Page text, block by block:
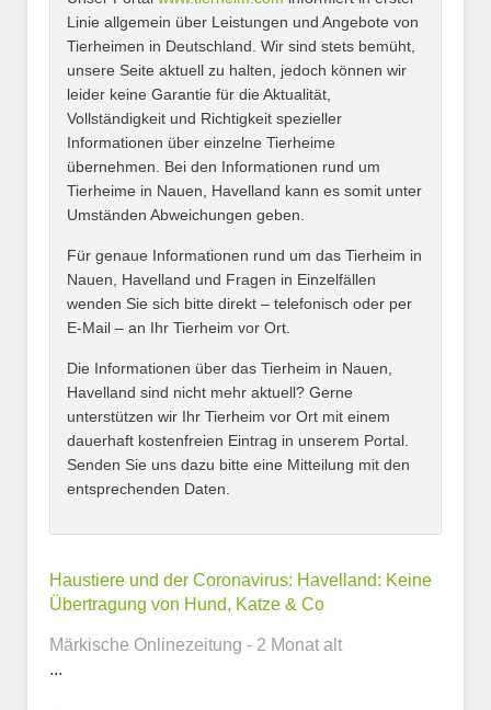
Name*
E-Mail*
Name des Tierheims*
Kontaktmöglichkeiten
E-Mail-Adresse
Linie allgemein über Leistungen und Angebote von
Tierheimen in Deutschland. Wir sind stets bemüht,
unsere Seite aktuell zu halten, jedoch können wir
leider keine Garantie für die Aktualität,
Vollständigkeit und Richtigkeit spezieller
Informationen über einzelne Tierheime
übernehmen. Bei den Informationen rund um
Tierheime in Nauen, Havelland kann es somit unter
Umständen Abweichungen geben.
Für genaue Informationen rund um das Tierheim in
Nauen, Havelland und Fragen in Einzelfällen
wenden Sie sich bitte direkt – telefonisch oder per
E-Mail – an Ihr Tierheim vor Ort.
Die Informationen über das Tierheim in Nauen,
Havelland sind nicht mehr aktuell? Gerne
unterstützen wir Ihr Tierheim vor Ort mit einem
dauerhaft kostenfreien Eintrag in unserem Portal.
Senden Sie uns dazu bitte eine Mitteilung mit den
entsprechenden Daten.
Haustiere und der Coronavirus: Havelland: Keine
Übertragung von Hund, Katze & Co
Märkische Onlinezeitung - 2 Monat alt
...